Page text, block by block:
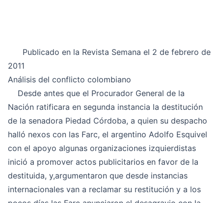
Publicado en la Revista Semana el 2 de febrero de
2011
Análisis del conflicto colombiano
Desde antes que el Procurador General de la
Nación ratificara en segunda instancia la destitución
de la senadora Piedad Córdoba, a quien su despacho
halló nexos con las Farc, el argentino Adolfo Esquivel
con el apoyo algunas organizaciones izquierdistas
inició a promover actos publicitarios en favor de la
destituida, y,argumentaron que desde instancias
internacionales van a reclamar su restitución y a los